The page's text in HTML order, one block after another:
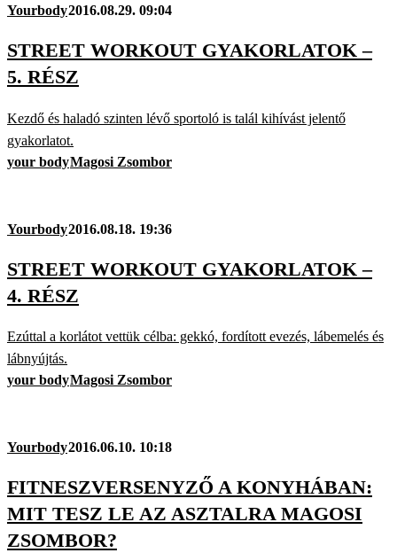
Yourbody2016.08.29. 09:04
STREET WORKOUT GYAKORLATOK –
5. RÉSZ
Kezdő és haladó szinten lévő sportoló is talál kihívást jelentő
gyakorlatot.
your bodyMagosi Zsombor
Yourbody2016.08.18. 19:36
STREET WORKOUT GYAKORLATOK –
4. RÉSZ
Ezúttal a korlátot vettük célba: gekkó, fordított evezés, lábemelés és
lábnyújtás.
your bodyMagosi Zsombor
Yourbody2016.06.10. 10:18
FITNESZVERSENYZŐ A KONYHÁBAN:
MIT TESZ LE AZ ASZTALRA MAGOSI
ZSOMBOR?